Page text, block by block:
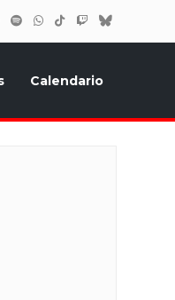
Calendario